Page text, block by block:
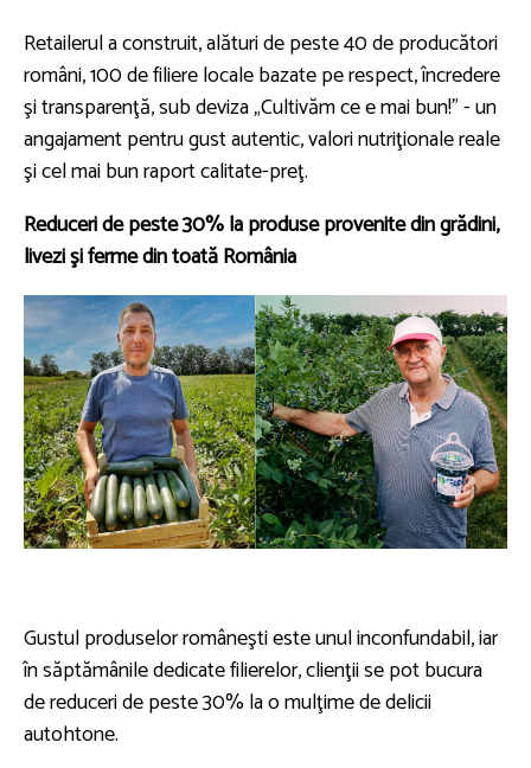
Retailerul a construit, alături de peste 40 de producători
români, 100 de filiere locale bazate pe respect, încredere
şi transparenţă, sub deviza „Cultivăm ce e mai bun!” - un
angajament pentru gust autentic, valori nutriţionale reale
şi cel mai bun raport calitate-preţ.
Reduceri de peste 30% la produse provenite din grădini,
livezi şi ferme din toată România
Gustul produselor româneşti este unul inconfundabil, iar
în săptămânile dedicate filierelor, clienţii se pot bucura
de reduceri de peste 30% la o mulţime de delicii
autohtone.